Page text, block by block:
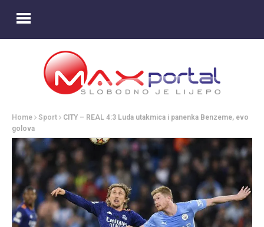
Home Sport
CITY – REAL 4:3 Luda utakmica i panenka Benzeme, evo
golova